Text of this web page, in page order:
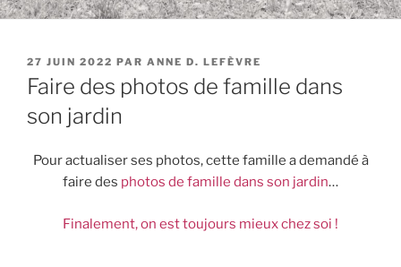
PUBLIÉ
LE
27 JUIN 2022 PAR ANNE D. LEFÈVRE
Faire des photos de famille dans
son jardin
Pour actualiser ses photos, cette famille a demandé à
faire des photos de famille dans son jardin…
Finalement, on est toujours mieux chez soi !